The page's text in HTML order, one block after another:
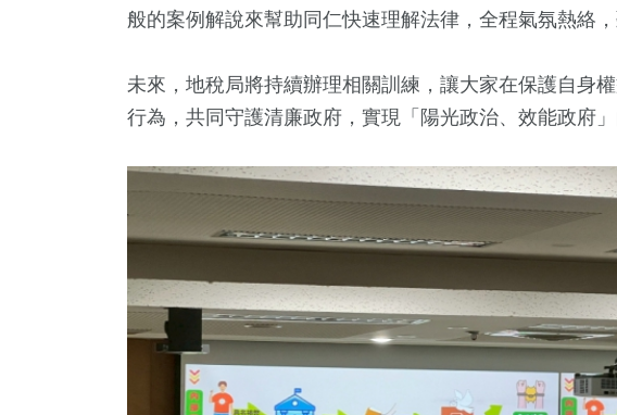
般的案例解說來幫助同仁快速理解法律，全程氣氛熱絡，
未來，地稅局將持續辦理相關訓練，讓大家在保護自身
行為，共同守護清廉政府，實現「陽光政治、效能政府」